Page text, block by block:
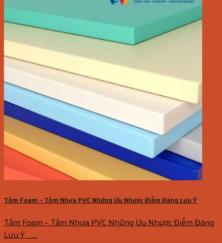
Tấm Foam – Tấm Nhựa PVC Những Ưu Nhược Điểm Đáng Lưu Ý
Tấm Foam – Tấm Nhựa PVC Những Ưu Nhược Điểm Đáng
Lưu Ý ...